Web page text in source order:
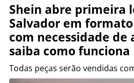
Shein abre primeira
Salvador em
com necessidade de
saiba como funciona
Todas peças serão vendidas